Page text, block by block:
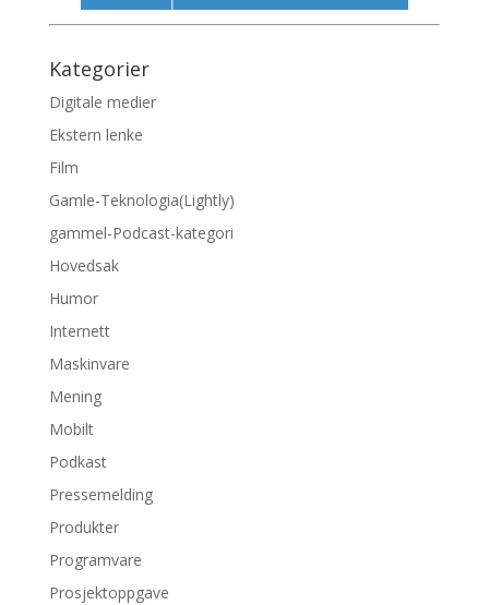
Kategorier
Digitale medier
Ekstern lenke
Film
Gamle-Teknologia(Lightly)
gammel-Podcast-kategori
Hovedsak
Humor
Internett
Maskinvare
Mening
Mobilt
Podkast
Pressemelding
Produkter
Programvare
Prosjektoppgave